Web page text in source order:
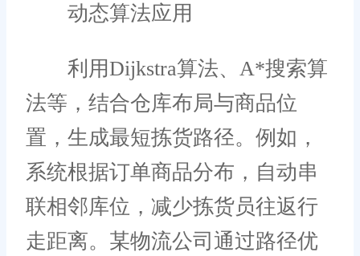
动态算法应用
利用Dijkstra算法、A*搜索算
法等，结合仓库布局与商品位
置，生成最短拣货路径。例如，
系统根据订单商品分布，自动串
联相邻库位，减少拣货员往返行
走距离。某物流公司通过路径优